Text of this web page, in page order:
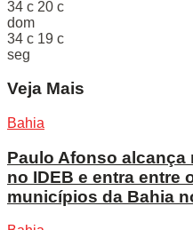
34 c 20 c
dom
34 c 19 c
seg
Veja Mais
Bahia
Paulo Afonso
no IDEB e entra entre
municípios da Bahia